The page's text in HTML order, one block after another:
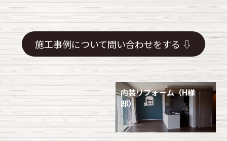
施工事例について問い合わせをする ⇩
内装リフォーム（H様
邸） »